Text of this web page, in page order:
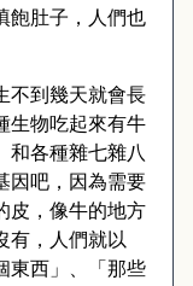
飽肚子，人們也
不到幾天就會長
生物吃起來有牛
和各種雜七雜八
因吧，因為需要
皮，像牛的地方
有，人們就以
東西」、「那些